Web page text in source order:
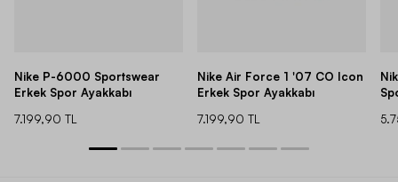
Nike P-6000 Sportswear
Erkek Spor Ayakkabı
7.199,90 TL
Nike Air Force 1 '07 CO Icon
Erkek Spor Ayakkabı
7.199,90 TL